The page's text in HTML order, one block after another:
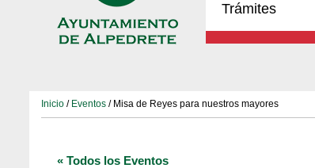
Trámites
Inicio / Eventos / Misa de Reyes para nuestros mayores
« Todos los Eventos